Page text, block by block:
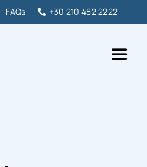
FAQs +30 210 482 2222
& ΜΕΤΑΠΤΥΧΙΑΚΑ